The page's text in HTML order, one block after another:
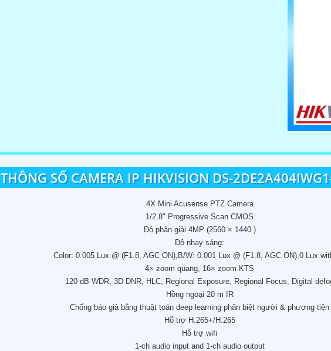
THÔNG SỐ CAMERA IP HIKVISION DS-
4X Mini Acusense PTZ Camera
1/2.8" Progressive Scan CMOS
Độ phân giải 4MP (2560 × 1440 )
Độ nhạy sáng:
Color: 0.005 Lux @ (F1.8, AGC ON),B/W: 0.001 Lux @ (F1.8, AGC ON),0 Lux
4× zoom quang, 16× zoom KTS
120 dB WDR, 3D DNR, HLC, Regional Exposure, Regional Focus, Digital
Hồng ngoại 20 m IR
Chống báo giả bằng thuật toán deep learning phân biệt người & phương tiện
Hỗ trợ H.265+/H.265
Hỗ trợ wifi
1-ch audio input and 1-ch audio output